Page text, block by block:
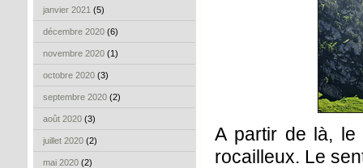
janvier 2021 (5)
décembre 2020 (6)
novembre 2020 (1)
octobre 2020 (3)
septembre 2020 (2)
août 2020 (3)
juillet 2020 (2)
mai 2020 (2)
A partir de là, le
rocailleux. Le